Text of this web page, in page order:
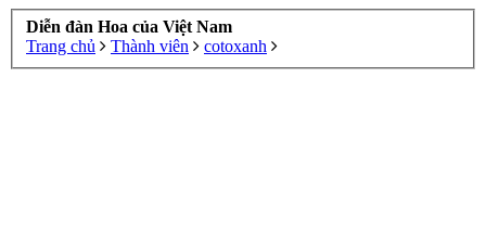
Diễn đàn Hoa của Việt Nam
Trang chủ
Thành viên cotoxanh